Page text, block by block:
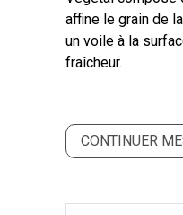
affine le grain de
un voile à la
fraîcheur.
CONTINUER